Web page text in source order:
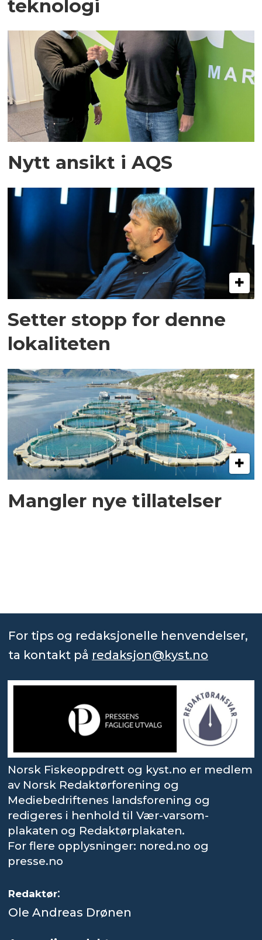
teknologi
Nytt ansikt i AQS
Setter stopp for denne
lokaliteten
Mangler nye tillatelser
For tips og redaksjonelle henvendelser,
ta kontakt på redaksjon@kyst.no
Norsk Fiskeoppdrett og kyst.no er medlem
av Norsk Redaktørforening og
Mediebedriftenes landsforening og
redigeres i henhold til Vær-varsom-
plakaten og Redaktørplakaten.
For flere opplysninger: nored.no og
presse.no
Redaktør:
Ole Andreas Drønen